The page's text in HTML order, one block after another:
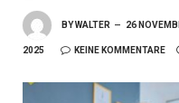
BYWALTER 26
2025 KEINE KOMMENTARE